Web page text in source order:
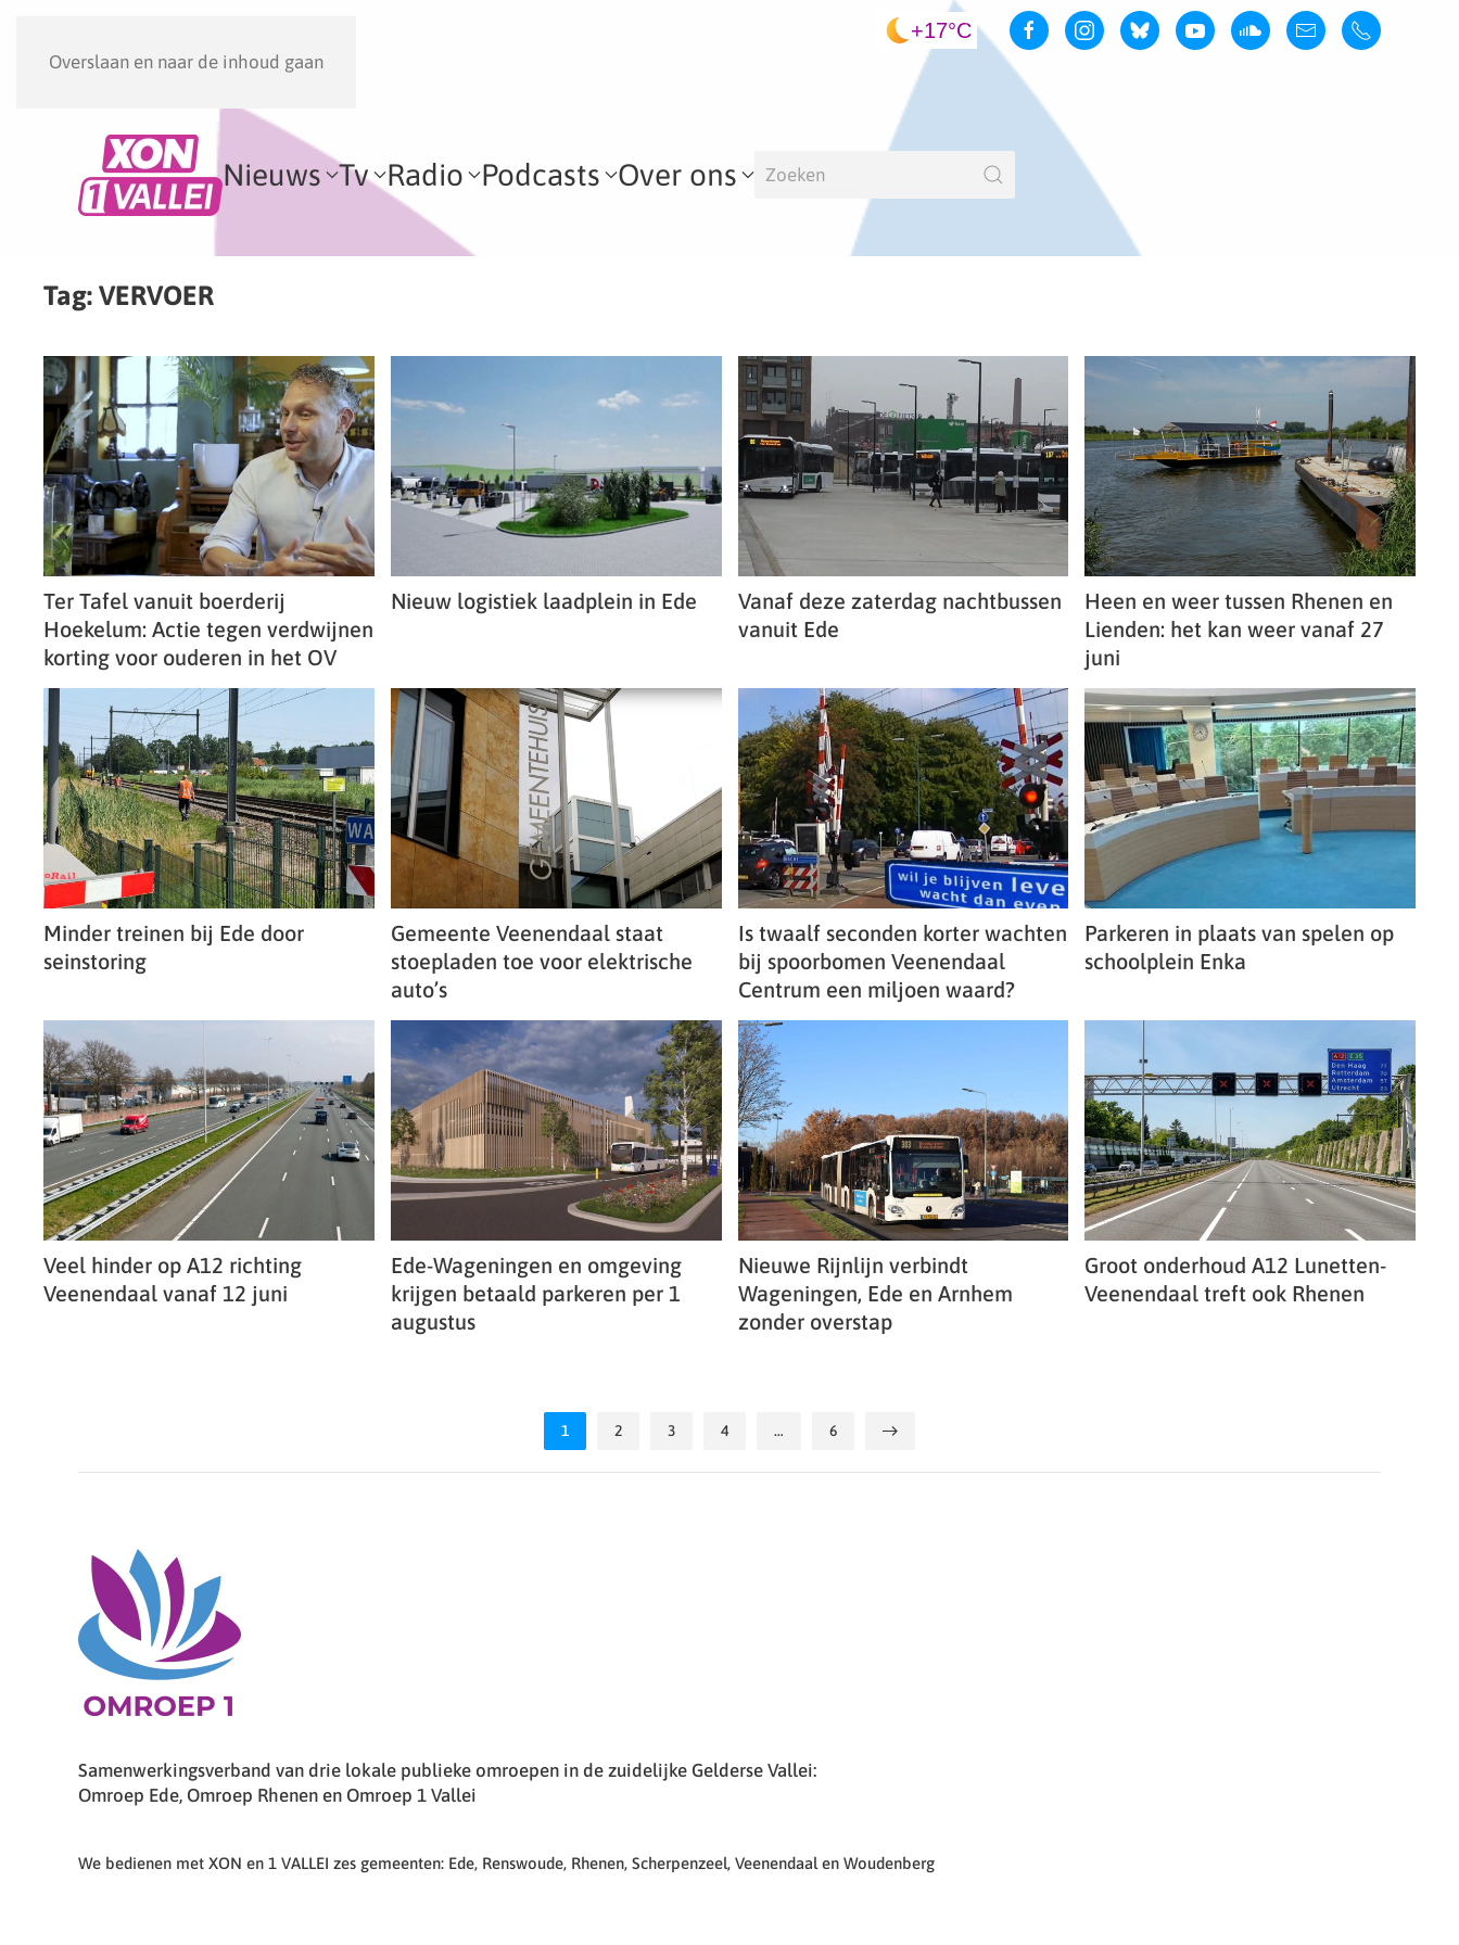
Overslaan en naar de inhoud gaan
+17°C
Nieuws Tv Radio Podcasts Over ons
Tag: VERVOER
Ter Tafel vanuit boerderij
Hoekelum: Actie tegen verdwijnen
korting voor ouderen in het OV
Nieuw logistiek laadplein in Ede
Vanaf deze zaterdag nachtbussen
vanuit Ede
Heen en weer tussen Rhenen en
Lienden: het kan weer vanaf 27
juni
Minder treinen bij Ede door
seinstoring
Gemeente Veenendaal staat
stoepladen toe voor elektrische
auto’s
Is twaalf seconden korter wachten
bij spoorbomen Veenendaal
Centrum een miljoen waard?
Parkeren in plaats van spelen op
schoolplein Enka
Veel hinder op A12 richting
Veenendaal vanaf 12 juni
Ede-Wageningen en omgeving
krijgen betaald parkeren per 1
augustus
Nieuwe Rijnlijn verbindt
Wageningen, Ede en Arnhem
zonder overstap
Groot onderhoud A12 Lunetten-
Veenendaal treft ook Rhenen
1 2 3 4 … 6
Samenwerkingsverband van drie lokale publieke omroepen in de zuidelijke Gelderse Vallei:
Omroep Ede, Omroep Rhenen en Omroep 1 Vallei
We bedienen met XON en 1 VALLEI zes gemeenten: Ede, Renswoude, Rhenen, Scherpenzeel, Veenendaal en Woudenberg